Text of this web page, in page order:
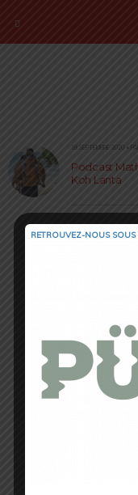
18 SEPTEMBRE 2020 •
Podcast
Koh Lanta
RETROUVEZ-NOUS